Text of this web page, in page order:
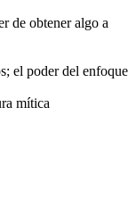
de obtener algo a
el poder del enfoque
mítica